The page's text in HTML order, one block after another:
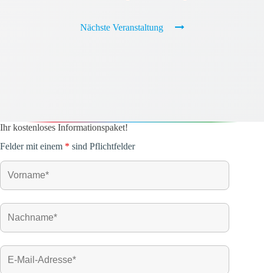
Nächste Veranstaltung
Ihr kostenloses Informationspaket!
Felder mit einem * sind Pflichtfelder